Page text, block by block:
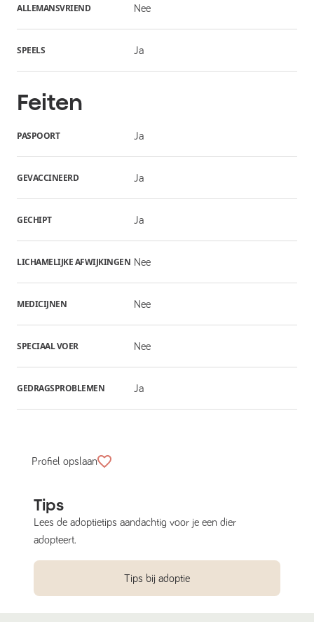
ALLEMANSVRIEND Nee
SPEELS Ja
Feiten
PASPOORT Ja
GEVACCINEERD Ja
GECHIPT Ja
LICHAMELIJKE AFWIJKINGEN Nee
MEDICIJNEN Nee
SPECIAAL VOER Nee
GEDRAGSPROBLEMEN Ja
Profiel opslaan
Tips
Lees de adoptietips aandachtig voor je een dier
adopteert.
Tips bij adoptie